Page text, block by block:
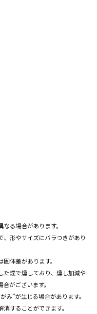
る場合があります。
形やサイズにバラつきがあり
体差があります。
煙で燻しており、燻し加減や
がございます。
”が生じる場合があります。
することができます。